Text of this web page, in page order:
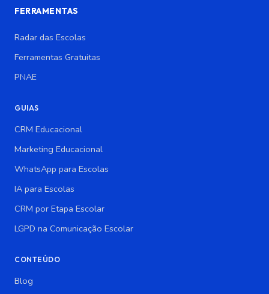
FERRAMENTAS
Radar das Escolas
Ferramentas Gratuitas
PNAE
GUIAS
CRM Educacional
Marketing Educacional
WhatsApp para Escolas
IA para Escolas
CRM por Etapa Escolar
LGPD na Comunicação Escolar
CONTEÚDO
Blog